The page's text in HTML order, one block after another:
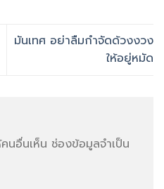
มันเทศ อย่าลืมกำจัดด้วงงวง
ให้อยู่หมัด
นอื่นเห็น ช่องข้อมูลจำเป็น